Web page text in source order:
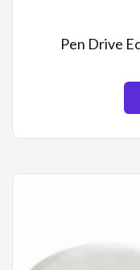
Pen Drive